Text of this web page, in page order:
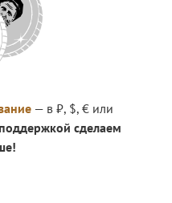
— в ₽, $, € или
сделаем